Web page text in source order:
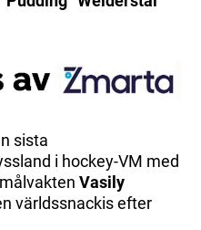
sista
i hockey-VM med
Vasily
världssnackis efter